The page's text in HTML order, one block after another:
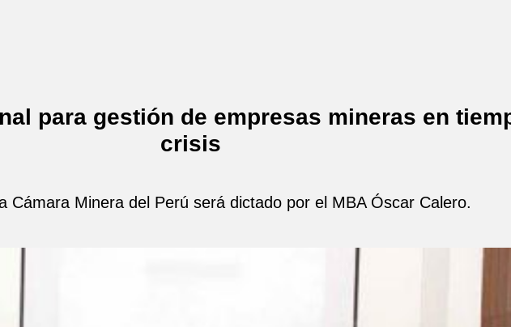
para gestión de empresas mineras en
crisis
Cámara Minera del Perú será dictado por el MBA Óscar Calero.